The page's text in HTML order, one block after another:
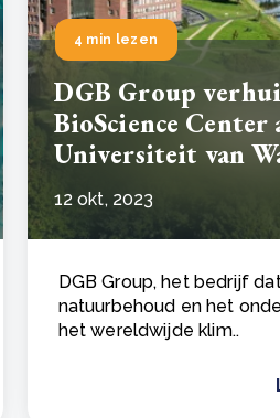
4 min lezen
DGB Group
BioScience Center
Universiteit van
12 okt, 2023
DGB Group, het bedrijf
natuurbehoud en het
het wereldwijde klim..